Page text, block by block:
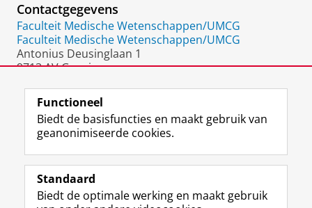
Contactgegevens
Faculteit Medische Wetenschappen/UMCG
Faculteit Medische Wetenschappen/UMCG
Antonius Deusinglaan 1
9713 AV Groningen
Volg de RUG
F
a
e
L
i
k
R
S
-
I
n
t
Y
o
T
Studiekiezers
Functioneel
Biedt de basisfuncties en maakt gebruik van
geanonimiseerde cookies.
Standaard
Biedt de optimale werking en maakt gebruik